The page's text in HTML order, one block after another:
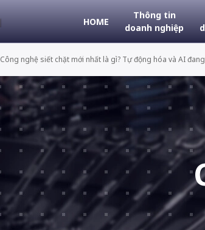
HOME
Thông tin
doanh nghiệp
Công nghệ siết chặt mới nhất là gì? Tự động hóa và AI